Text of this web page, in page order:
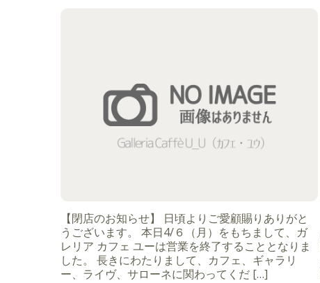
【閉店のお知らせ】 日頃よりご愛顧賜りありがと
うございます。 本日4/６（月）をもちまして、ガ
レリア カフェ ユーは営業を終了することとなりま
した。 長きにわたりまして、カフェ、ギャラリ
ー、ライヴ、サローネに関わってくだ […]